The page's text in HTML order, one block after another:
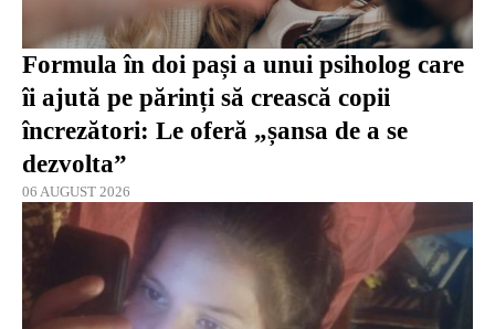
Formula în doi pași a unui psiholog care
îi ajută pe părinți să crească copii
încrezători: Le oferă „șansa de a se
dezvolta”
06 AUGUST 2026